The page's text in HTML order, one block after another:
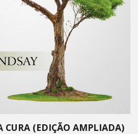
CURA (EDIÇÃO AMPLIADA)